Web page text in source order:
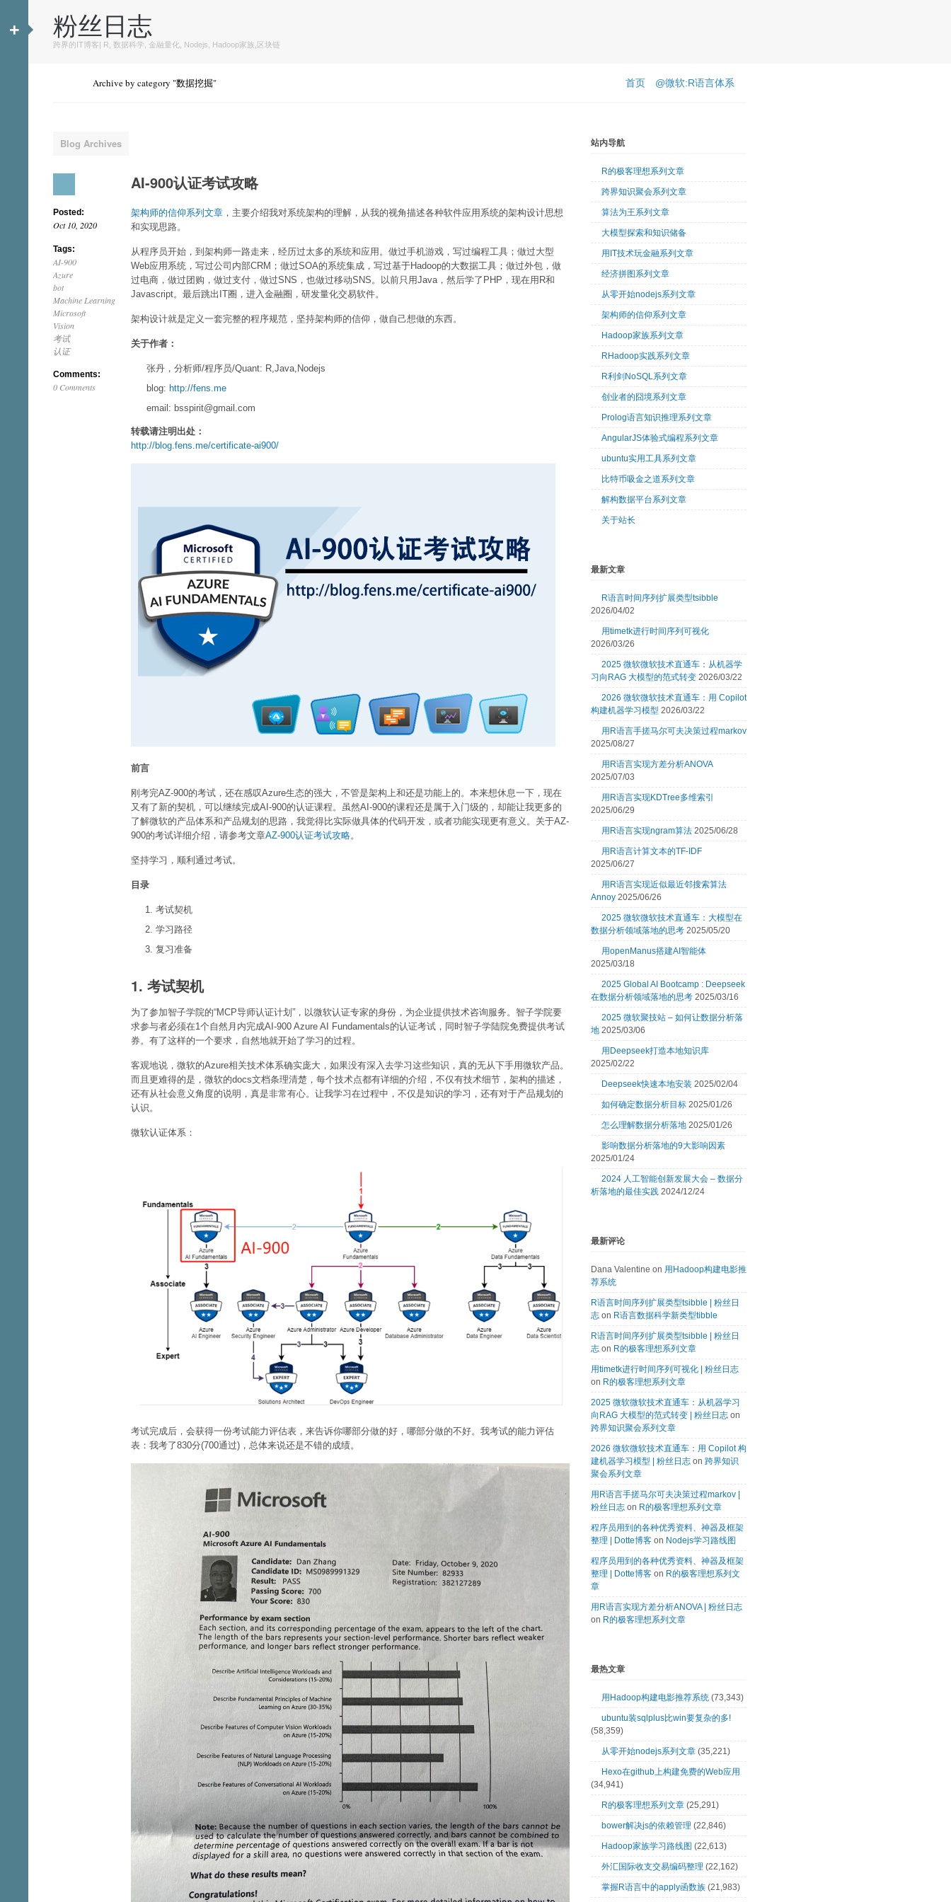
+ 粉丝日志
跨界的IT博客| R, 数据科学, 金融量化, Nodejs, Hadoop家族,区块链
Archive by category "数据挖掘" 首页 @微软:R语言体系
Blog Archives
Posted:
Oct 10, 2020
Tags:
AI-900
Azure
bot
Machine Learning
Microsoft
Vision
考试
认证
Comments:
0 Comments
AI-900认证考试攻略
架构师的信仰系列文章 ，主要介绍我对系统架构的理解，从我的视角描述各种软件应用系统的架构设计思想
和实现思路。
从程序员开始，到架构师一路走来，经历过太多的系统和应用。做过手机游戏，写过编程工具；做过大型
Web应用系统，写过公司内部CRM；做过SOA的系统集成，写过基于Hadoop的大数据工具；做过外包，做
过电商，做过团购，做过支付，做过SNS，也做过移动SNS。以前只用Java，然后学了PHP，现在用R和
Javascript。最后跳出IT圈，进入金融圈，研发量化交易软件。
架构设计就是定义一套完整的程序规范，坚持架构师的信仰，做自己想做的东西。
关于作者：
张丹，分析师/程序员/Quant: R,Java,Nodejs
blog: http://fens.me
email: bsspirit@gmail.com
转载请注明出处：
http://blog.fens.me/certificate-ai900/
前言
刚考完AZ-900的考试，还在感叹Azure生态的强大，不管是架构上和还是功能上的。本来想休息一下，现在
又有了新的契机，可以继续完成AI-900的认证课程。虽然AI-900的课程还是属于入门级的，却能让我更多的
了解微软的产品体系和产品规划的思路，我觉得比实际做具体的代码开发，或者功能实现更有意义。关于AZ-
900的考试详细介绍，请参考文章AZ-900认证考试攻略。
坚持学习，顺利通过考试。
目录
考试契机
学习路径
复习准备
1. 考试契机
为了参加智子学院的“MCP导师认证计划”，以微软认证专家的身份，为企业提供技术咨询服务。智子学院要
求参与者必须在1个自然月内完成AI-900 Azure AI Fundamentals的认证考试，同时智子学陆院免费提供考试
券。有了这样的一个要求，自然地就开始了学习的过程。
客观地说，微软的Azure相关技术体系确实庞大，如果没有深入去学习这些知识，真的无从下手用微软产品。
而且更难得的是，微软的docs文档条理清楚，每个技术点都有详细的介绍，不仅有技术细节，架构的描述，
还有从社会意义角度的说明，真是非常有心。让我学习在过程中，不仅是知识的学习，还有对于产品规划的
认识。
微软认证体系：
考试完成后，会获得一份考试能力评估表，来告诉你哪部分做的好，哪部分做的不好。我考试的能力评估
表：我考了830分(700通过)，总体来说还是不错的成绩。
站内导航
R的极客理想系列文章
跨界知识聚会系列文章
算法为王系列文章
大模型探索和知识储备
用IT技术玩金融系列文章
经济拼图系列文章
从零开始nodejs系列文章
架构师的信仰系列文章
Hadoop家族系列文章
RHadoop实践系列文章
R利剑NoSQL系列文章
创业者的囧境系列文章
Prolog语言知识推理系列文章
AngularJS体验式编程系列文章
ubuntu实用工具系列文章
比特币吸金之道系列文章
解构数据平台系列文章
关于站长
最新文章
R语言时间序列扩展类型tsibble
2026/04/02
用timetk进行时间序列可视化
2026/03/26
2025 微软微软技术直通车：从机器学
习向RAG 大模型的范式转变 2026/03/22
2026 微软微软技术直通车：用 Copilot
构建机器学习模型 2026/03/22
用R语言手搓马尔可夫决策过程markov
2025/08/27
用R语言实现方差分析ANOVA
2025/07/03
用R语言实现KDTree多维索引
2025/06/29
用R语言实现ngram算法 2025/06/28
用R语言计算文本的TF-IDF
2025/06/27
用R语言实现近似最近邻搜索算法
Annoy 2025/06/26
2025 微软微软技术直通车：大模型在
数据分析领域落地的思考 2025/05/20
用openManus搭建AI智能体
2025/03/18
2025 Global AI Bootcamp : Deepseek
在数据分析领域落地的思考 2025/03/16
2025 微软聚技站 – 如何让数据分析落
地 2025/03/06
用Deepseek打造本地知识库
2025/02/22
Deepseek快速本地安装 2025/02/04
如何确定数据分析目标 2025/01/26
怎么理解数据分析落地 2025/01/26
影响数据分析落地的9大影响因素
2025/01/24
2024 人工智能创新发展大会 – 数据分
析落地的最佳实践 2024/12/24
最新评论
Dana Valentine on 用Hadoop构建电影推
荐系统
R语言时间序列扩展类型tsibble | 粉丝日
志 on R语言数据科学新类型tibble
R语言时间序列扩展类型tsibble | 粉丝日
志 on R的极客理想系列文章
用timetk进行时间序列可视化 | 粉丝日志
on R的极客理想系列文章
2025 微软微软技术直通车：从机器学习
向RAG 大模型的范式转变 | 粉丝日志 on
跨界知识聚会系列文章
2026 微软微软技术直通车：用 Copilot 构
建机器学习模型 | 粉丝日志 on 跨界知识
聚会系列文章
用R语言手搓马尔可夫决策过程markov |
粉丝日志 on R的极客理想系列文章
程序员用到的各种优秀资料、神器及框架
整理 | Dotte博客 on Nodejs学习路线图
程序员用到的各种优秀资料、神器及框架
整理 | Dotte博客 on R的极客理想系列文
章
用R语言实现方差分析ANOVA | 粉丝日志
on R的极客理想系列文章
最热文章
用Hadoop构建电影推荐系统 (73,343)
ubuntu装sqlplus比win要复杂的多!
(58,359)
从零开始nodejs系列文章 (35,221)
Hexo在github上构建免费的Web应用
(34,941)
R的极客理想系列文章 (25,291)
bower解决js的依赖管理 (22,846)
Hadoop家族学习路线图 (22,613)
外汇国际收支交易编码整理 (22,162)
掌握R语言中的apply函数族 (21,983)